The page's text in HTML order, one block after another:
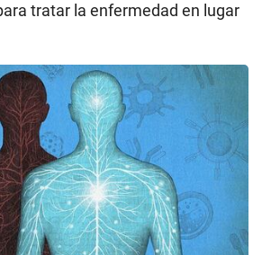
tratar la enfermedad en lugar